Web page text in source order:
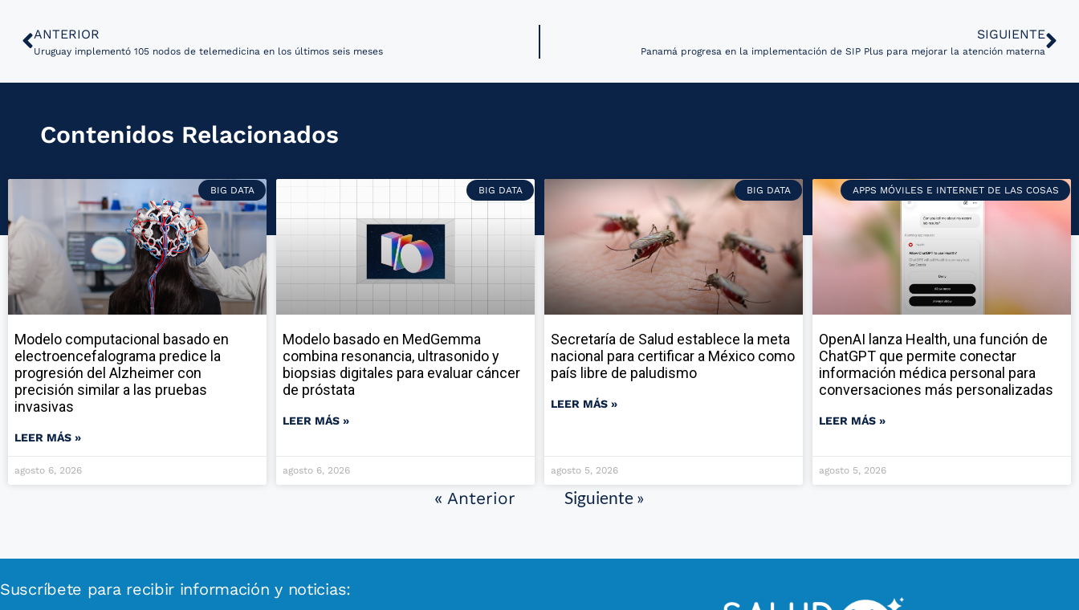
ANTERIOR
Uruguay implementó 105 nodos de telemedicina en los últimos seis meses
SIGUIENTE
Panamá progresa en la implementación de SIP Plus para mejorar la atención materna
Contenidos Relacionados
BIG DATA
Modelo computacional basado en
electroencefalograma predice la
progresión del Alzheimer con
precisión similar a las pruebas
invasivas
LEER MÁS »
agosto 6, 2026
BIG DATA
Modelo basado en MedGemma
combina resonancia, ultrasonido y
biopsias digitales para evaluar cáncer
de próstata
LEER MÁS »
agosto 6, 2026
BIG DATA
Secretaría de Salud establece la meta
nacional para certificar a México como
país libre de paludismo
LEER MÁS »
agosto 5, 2026
APPS MÓVILES E INTERNET DE LAS COSAS
OpenAI lanza Health, una función de
ChatGPT que permite conectar
información médica personal para
conversaciones más personalizadas
LEER MÁS »
agosto 5, 2026
« Anterior Siguiente »
Suscríbete para recibir información y noticias: